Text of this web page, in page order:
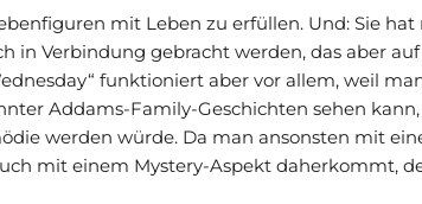
mit Leben zu erfüllen. Und: Sie
in Verbindung gebracht werden, das aber
funktioniert aber vor allem, weil
Addams-Family-Geschichten sehen
werden würde. Da man ansonsten mit
mit einem Mystery-Aspekt daherkommt,